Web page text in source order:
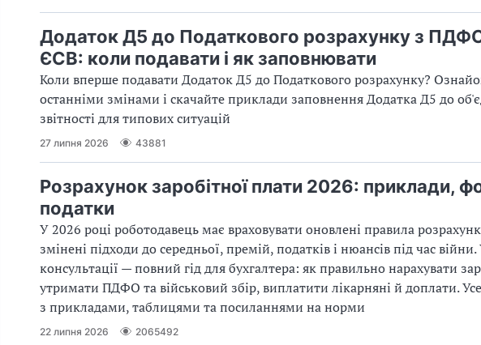
Додаток Д5 до Податкового розрахунку з
ЄСВ: коли подавати і як заповнювати
Коли вперше подавати Додаток Д5 до Податкового розрахунку?
останніми змінами і скачайте приклади заповнення Додатка Д5 до
звітності для типових ситуацій
27 липня 2026 43881
Розрахунок заробітної плати 2026: приклади,
податки
У 2026 році роботодавець має враховувати оновлені правила
змінені підходи до середньої, премій, податків і нюансів під час війни.
консультації — повний гід для бухгалтера: як правильно нарахувати
утримати ПДФО та військовий збір, виплатити лікарняні й доплати.
з прикладами, таблицями та посиланнями на норми
22 липня 2026 2065492